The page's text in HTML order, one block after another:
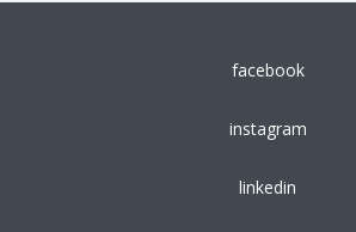
facebook
instagram
linkedin